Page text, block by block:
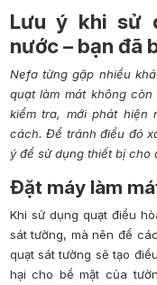
Lưu ý khi sử
nước – bạn đã
Nefa từng gặp nhiều
quạt làm mát không
kiểm tra, mới phát hiện
cách. Để tránh điều đó
ý để sử dụng thiết bị cho
Đặt máy làm
Khi sử dụng quạt điều
sát tường, mà nên để
quạt sát tường sẽ tạo
hại cho bề mặt của